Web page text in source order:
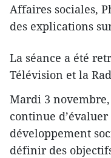
Affaires sociales,
des explications
La séance a été
Télévision et la
Mardi 3
continue
développement
définir des